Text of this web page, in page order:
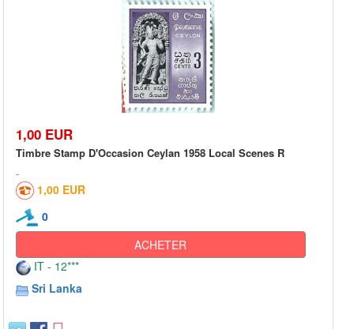
1,00 EUR
Timbre Stamp D'Occasion Ceylan 1958 Local Scenes R
1,00 EUR
0
ACHETER
IT - 12***
Sri Lanka